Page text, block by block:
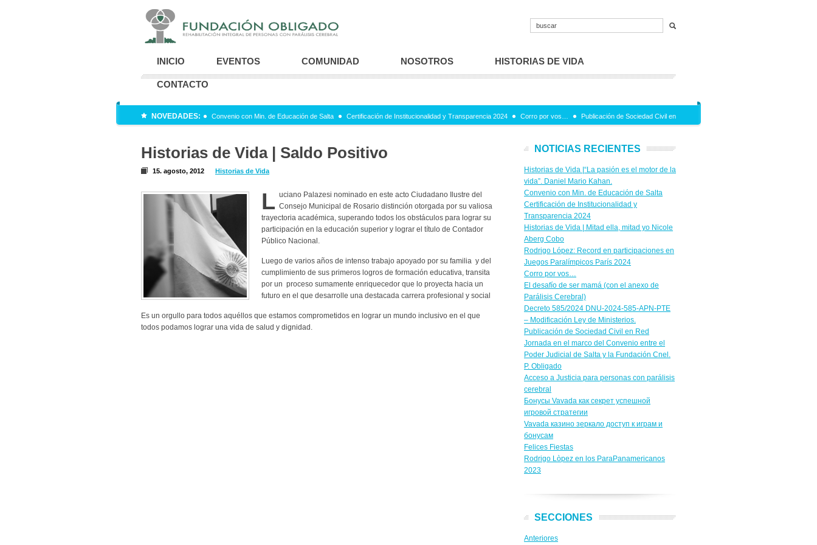
INICIO EVENTOS COMUNIDAD NOSOTROS HISTORIAS DE VIDA
CONTACTO
NOVEDADES: Convenio con Min. de Educación de Salta Certificación de Institucionalidad y Transparencia 2024 Corro por vos… Publicación de Sociedad Civil en Red
Historias de Vida | Saldo Positivo
15. agosto, 2012 Historias de Vida
L uciano Palazesi nominado en este acto Ciudadano Ilustre del
Consejo Municipal de Rosario distinción otorgada por su valiosa
trayectoria académica, superando todos los obstáculos para lograr su
participación en la educación superior y lograr el título de Contador
Público Nacional.
Luego de varios años de intenso trabajo apoyado por su familia y del
cumplimiento de sus primeros logros de formación educativa, transita
por un proceso sumamente enriquecedor que lo proyecta hacia un
futuro en el que desarrolle una destacada carrera profesional y social
Es un orgullo para todos aquéllos que estamos comprometidos en lograr un mundo inclusivo en el que
todos podamos lograr una vida de salud y dignidad.
NOTICIAS RECIENTES
Historias de Vida |“La pasión es el motor de la
vida”. Daniel Mario Kahan.
Convenio con Min. de Educación de Salta
Certificación de Institucionalidad y
Transparencia 2024
Historias de Vida | Mitad ella, mitad yo Nicole
Aberg Cobo
Rodrigo López: Record en participaciones en
Juegos Paralímpicos París 2024
Corro por vos…
El desafío de ser mamá (con el anexo de
Parálisis Cerebral)
Decreto 585/2024 DNU-2024-585-APN-PTE
– Modificación Ley de Ministerios.
Publicación de Sociedad Civil en Red
Jornada en el marco del Convenio entre el
Poder Judicial de Salta y la Fundación Cnel.
P. Obligado
Acceso a Justicia para personas con parálisis
cerebral
Бонусы Vavada как секрет успешной
игровой стратегии
Vavada казино зеркало доступ к играм и
бонусам
Felices Fiestas
Rodrigo Lòpez en los ParaPanamericanos
2023
SECCIONES
Anteriores